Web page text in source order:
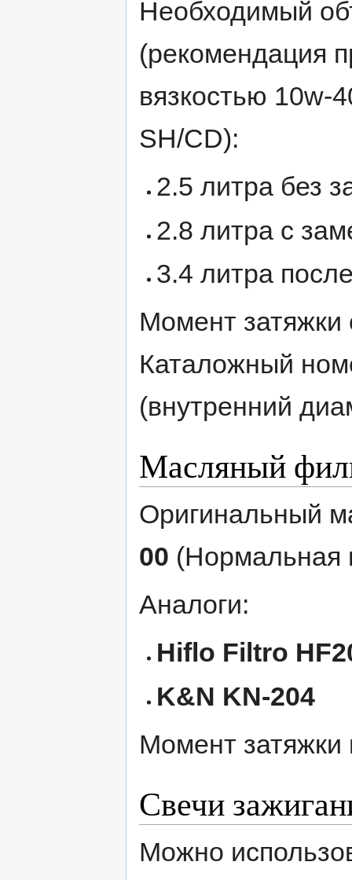
Необходимый
(рекомендация
вязкостью 10w-
SH/CD):
2.5 литра без
2.8 литра с
3.4 литра
Момент затяжки
Каталожный
(внутренний
Масляный
Оригинальный
00 (Нормальная
Аналоги:
Hiflo Filtro
K&N KN-204
Момент
Свечи
Можно